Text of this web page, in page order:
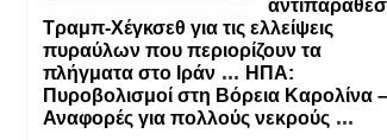
Τραμπ-Χέγκσεθ για τις ελλείψεις
πυραύλων που περιορίζουν τα
πλήγματα στο Ιράν ... ΗΠΑ:
Πυροβολισμοί στη Βόρεια Καρολίνα –
Αναφορές για πολλούς νεκρούς ...